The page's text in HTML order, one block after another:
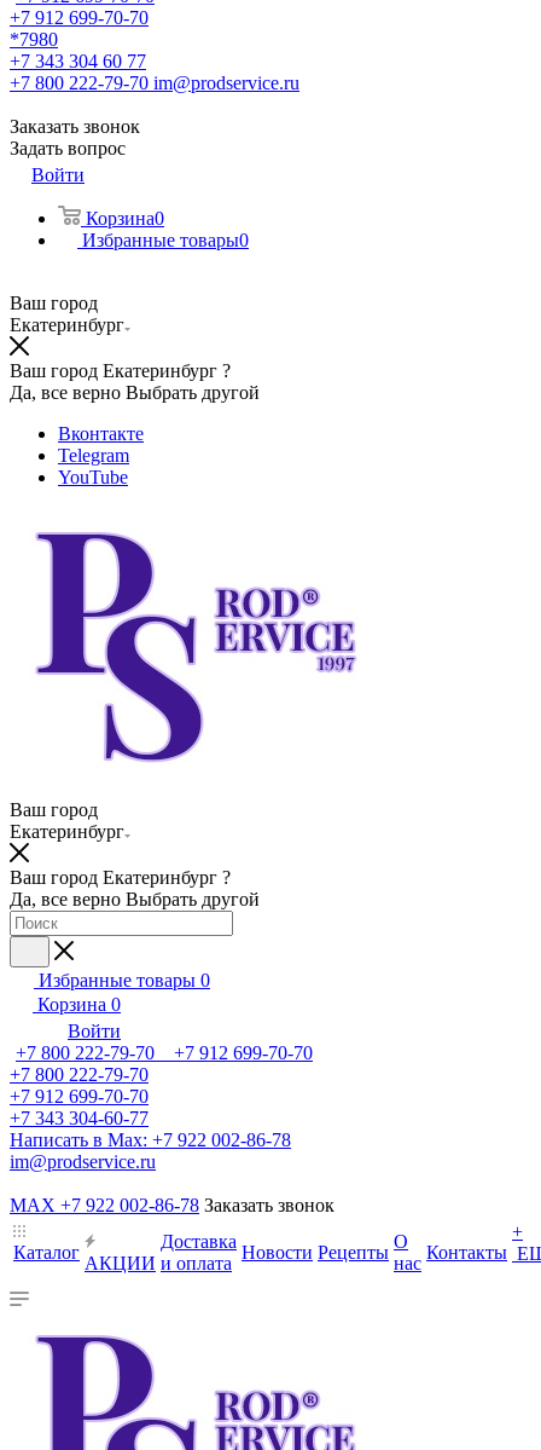
+7 912 699-70-70
*7980
+7 343 304 60 77
+7 800 222-79-70 im@prodservice.ru
Заказать звонок
Задать вопрос
Войти
Корзина0
Избранные товары0
Ваш город
Екатеринбург
Ваш город Екатеринбург ?
Да, все верно Выбрать другой
Вконтакте
Telegram
YouTube
Ваш город
Екатеринбург
Ваш город Екатеринбург ?
Да, все верно Выбрать другой
Избранные товары 0
Корзина 0
Войти
+7 800 222-79-70 +7 912 699-70-70
+7 800 222-79-70
+7 912 699-70-70
+7 343 304-60-77
Написать в Max: +7 922 002-86-78
im@prodservice.ru
MAX +7 922 002-86-78 Заказать звонок
Каталог
АКЦИИ
Доставка
и оплата
Новости Рецепты
О
нас
Контакты
+